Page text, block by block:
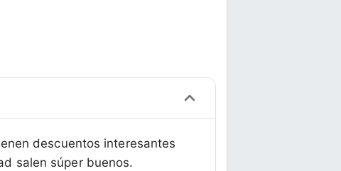
descuentos interesantes
salen súper buenos.